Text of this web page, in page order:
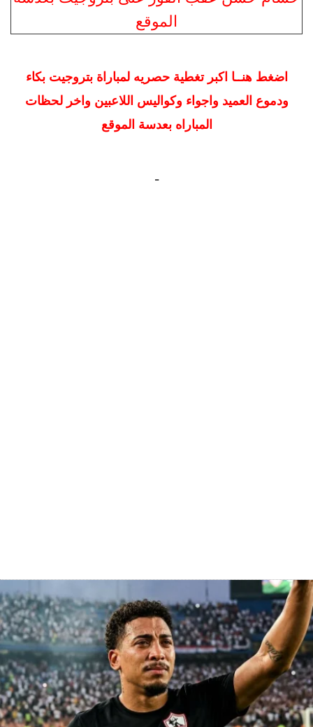
اضغط هنــا اكبر تغطية حصريه لمباراة بتروجيت بكاء
ودموع العميد واجواء وكواليس اللاعبين واخر لحظات
المباراه بعدسة الموقع
-